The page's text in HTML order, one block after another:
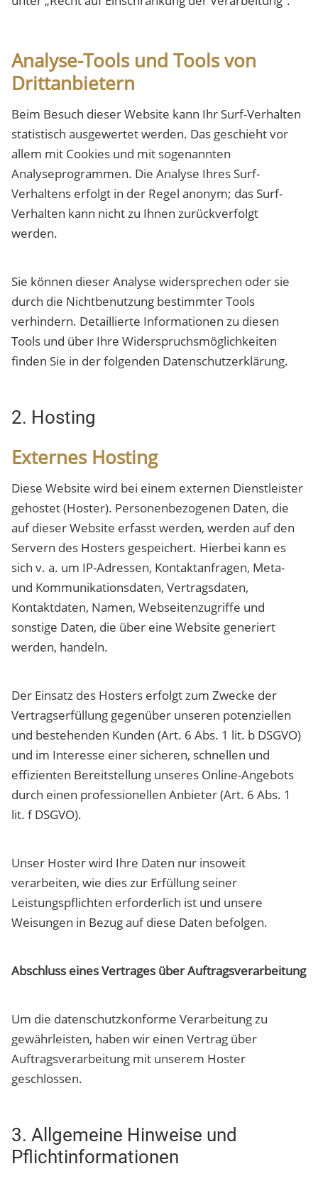
Analyse-Tools und Tools von
Drittanbietern
Beim Besuch dieser Website kann Ihr Surf-Verhalten
statistisch ausgewertet werden. Das geschieht vor
allem mit Cookies und mit sogenannten
Analyseprogrammen. Die Analyse Ihres Surf-
Verhaltens erfolgt in der Regel anonym; das Surf-
Verhalten kann nicht zu Ihnen zurückverfolgt
werden.
Sie können dieser Analyse widersprechen oder sie
durch die Nichtbenutzung bestimmter Tools
verhindern. Detaillierte Informationen zu diesen
Tools und über Ihre Widerspruchsmöglichkeiten
finden Sie in der folgenden Datenschutzerklärung.
2. Hosting
Externes Hosting
Diese Website wird bei einem externen Dienstleister
gehostet (Hoster). Personenbezogenen Daten, die
auf dieser Website erfasst werden, werden auf den
Servern des Hosters gespeichert. Hierbei kann es
sich v. a. um IP-Adressen, Kontaktanfragen, Meta-
und Kommunikationsdaten, Vertragsdaten,
Kontaktdaten, Namen, Webseitenzugriffe und
sonstige Daten, die über eine Website generiert
werden, handeln.
Der Einsatz des Hosters erfolgt zum Zwecke der
Vertragserfüllung gegenüber unseren potenziellen
und bestehenden Kunden (Art. 6 Abs. 1 lit. b DSGVO)
und im Interesse einer sicheren, schnellen und
effizienten Bereitstellung unseres Online-Angebots
durch einen professionellen Anbieter (Art. 6 Abs. 1
lit. f DSGVO).
Unser Hoster wird Ihre Daten nur insoweit
verarbeiten, wie dies zur Erfüllung seiner
Leistungspflichten erforderlich ist und unsere
Weisungen in Bezug auf diese Daten befolgen.
Abschluss eines Vertrages über Auftragsverarbeitung
Um die datenschutzkonforme Verarbeitung zu
gewährleisten, haben wir einen Vertrag über
Auftragsverarbeitung mit unserem Hoster
geschlossen.
3. Allgemeine Hinweise und
Pflichtinformationen